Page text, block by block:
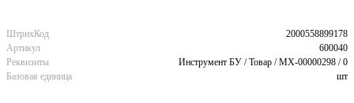
ШтрихКод
2000558899178
Артикул
600040
Реквизиты
Инструмент БУ / Товар / MX-00000298 / 0
Базовая единица
шт